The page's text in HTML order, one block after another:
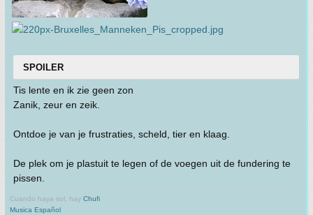
SPOILER
Tis lente en ik zie geen zon
Zanik, zeur en zeik.
Ontdoe je van je frustraties, scheld, tier en klaag.
De plek om je plastuit te legen of de voegen uit de fundering te
pissen.
Cuando haya sol, hay Chufi
Musica Español